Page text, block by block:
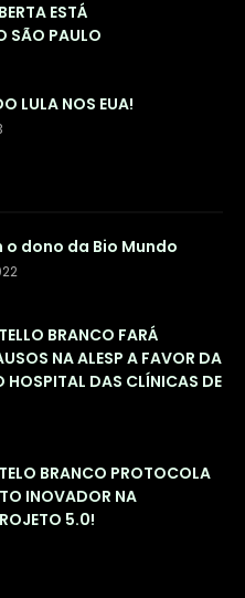
ESTÁ
SÃO PAULO
LULA NOS EUA!
o dono da Bio Mundo
BRANCO FARÁ
NA ALESP A FAVOR DA
HOSPITAL DAS CLÍNICAS DE
BRANCO PROTOCOLA
INOVADOR NA
5.0!